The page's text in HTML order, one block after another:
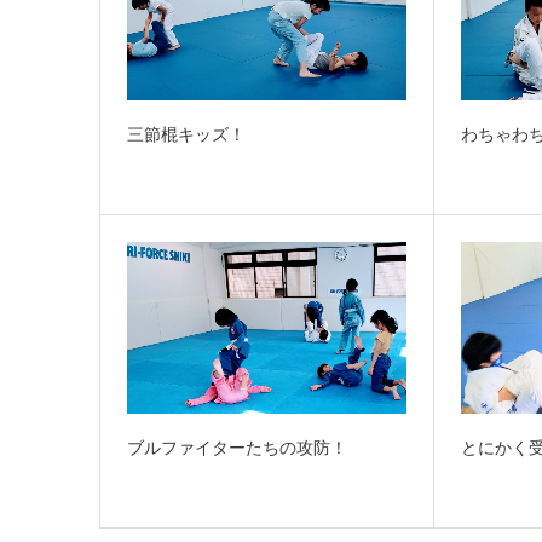
三節棍キッズ！ わちゃわ
ブルファイターたちの攻防！ とにかく